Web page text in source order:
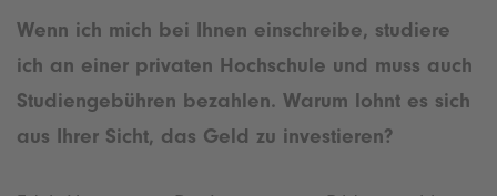
Wenn ich mich bei Ihnen einschreibe, studiere
ich an einer privaten Hochschule und muss auch
Studiengebühren bezahlen. Warum lohnt es sich
aus Ihrer Sicht, das Geld zu investieren?